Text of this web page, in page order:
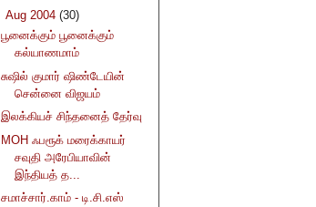
Aug 2004 (30)
பூனைக்கும் பூனைக்கும்
கல்யாணமாம்
சுஷில் குமார் ஷிண்டேயின்
சென்னை விஜயம்
இலக்கியச் சிந்தனைத் தேர்வு
MOH ஃபரூக் மரைக்காயர்
சவுதி அரேபியாவின்
இந்தியத் த...
சமாச்சார்.காம் - டி.சி.எஸ்